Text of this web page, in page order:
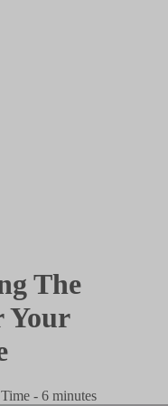
The
Your
- 6 minutes